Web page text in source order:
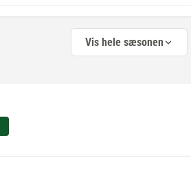
Vis hele sæsonen